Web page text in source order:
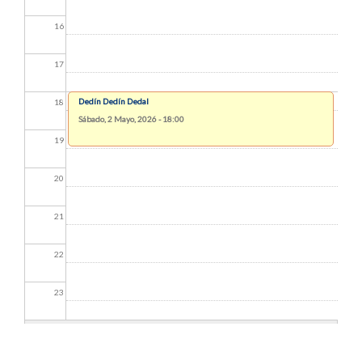
16
17
18
19
20
21
22
23
Dedín Dedín Dedal
Sábado, 2 Mayo, 2026 - 18:00